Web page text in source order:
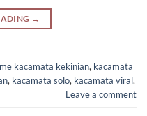
→
kacamata kekinian, kacamata
, kacamata solo, kacamata viral,
Leave a comment